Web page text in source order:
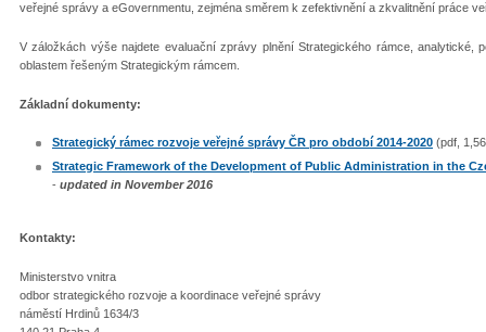
veřejné správy a eGovernmentu, zejména směrem k zefektivnění a zkvalitnění práce
V záložkách výše najdete evaluační zprávy plnění Strategického rámce, analytické,
oblastem řešeným Strategickým rámcem.
Základní dokumenty:
Strategický rámec rozvoje veřejné správy ČR pro období 2014-2020 (pdf,
Strategic Framework of the Development of Public Administration in the
- updated in November 2016
Kontakty:
Ministerstvo vnitra
odbor strategického rozvoje a koordinace veřejné správy
náměstí Hrdinů 1634/3